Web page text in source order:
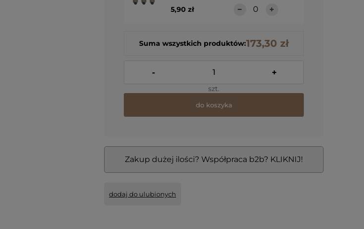
5,90 zł
Suma wszystkich produktów:173,30 zł
- +
szt.
do koszyka
Zakup dużej ilości? Współpraca b2b? KLIKNIJ!
dodaj do ulubionych